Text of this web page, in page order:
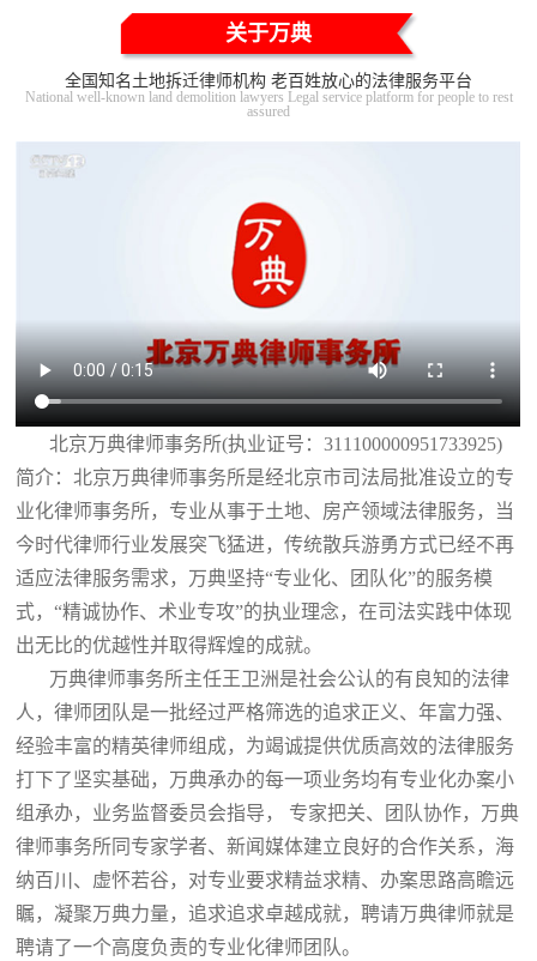
关于万典
全国知名土地拆迁律师机构 老百姓放心的法律服务平台
National well-known land demolition lawyers Legal service platform for people to rest
assured
北京万典律师事务所(执业证号：311100000951733925)
简介：北京万典律师事务所是经北京市司法局批准设立的专
业化律师事务所，专业从事于土地、房产领域法律服务，当
今时代律师行业发展突飞猛进，传统散兵游勇方式已经不再
适应法律服务需求，万典坚持“专业化、团队化”的服务模
式，“精诚协作、术业专攻”的执业理念，在司法实践中体现
出无比的优越性并取得辉煌的成就。
万典律师事务所主任王卫洲是社会公认的有良知的法律
人，律师团队是一批经过严格筛选的追求正义、年富力强、
经验丰富的精英律师组成，为竭诚提供优质高效的法律服务
打下了坚实基础，万典承办的每一项业务均有专业化办案小
组承办，业务监督委员会指导， 专家把关、团队协作，万典
律师事务所同专家学者、新闻媒体建立良好的合作关系，海
纳百川、虚怀若谷，对专业要求精益求精、办案思路高瞻远
瞩，凝聚万典力量，追求追求卓越成就，聘请万典律师就是
聘请了一个高度负责的专业化律师团队。